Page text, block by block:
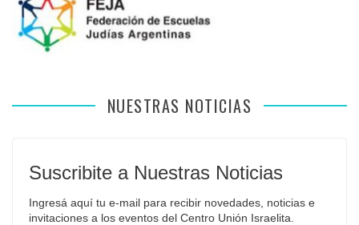
NUESTRAS NOTICIAS
Suscribite a Nuestras Noticias
Ingresá aquí tu e-mail para recibir novedades, noticias e
invitaciones a los eventos del Centro Unión Israelita.